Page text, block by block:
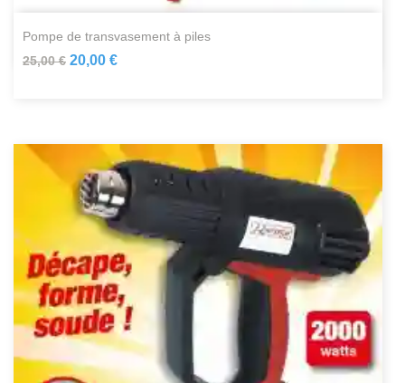
pompe de transvasement à piles
25,00 € 20,00 €